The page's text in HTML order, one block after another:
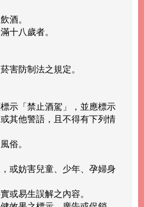
酒。
十八歲者。
害防制法之規定。
示「禁止酒駕」，並應標示
其他警語，且不得有下列情
俗。
或妨害兒童、少年、孕婦身
或易生誤解之內容。